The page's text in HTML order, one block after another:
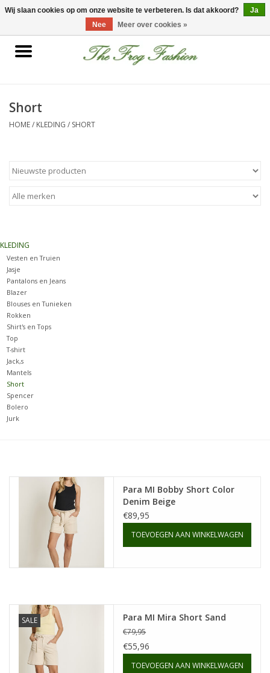
0 Artikelen - €0,00
Home
Nieuwe collectie
Accessoires
Schoenen
Merken
Short
HOME/ KLEDING / SHORT
KLEDING
Vesten en Truien
Jasje
Pantalons en Jeans
Blazer
Blouses en Tunieken
Rokken
Shirt's en Tops
Top
T-shirt
Jack,s
Mantels
Short
Spencer
Bolero
Jurk
Para MI Bobby Short Color
Denim Beige
€89,95
TOEVOEGEN AAN WINKELWAGEN
SALE Para MI Mira Short Sand
€79,95
€55,96
TOEVOEGEN AAN WINKELWAGEN
Wij slaan cookies op om onze website te verbeteren. Is dat akkoord?
Ja
Nee
Meer over cookies »